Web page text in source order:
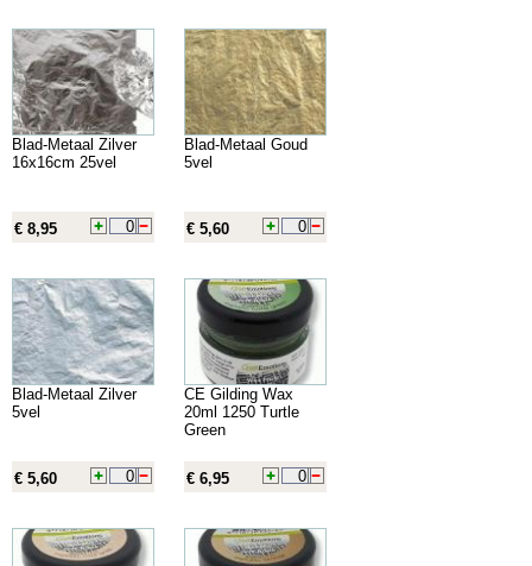
Blad-Metaal Zilver
16x16cm 25vel
€ 8,95
Blad-Metaal Goud
5vel
€ 5,60
Blad-Metaal Zilver
5vel
€ 5,60
CE Gilding Wax
20ml 1250 Turtle
Green
€ 6,95